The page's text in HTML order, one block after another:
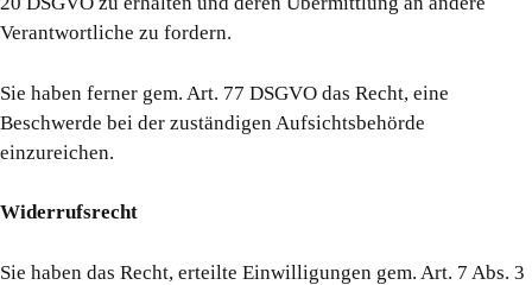
Verantwortliche zu fordern.
Sie haben ferner gem. Art. 77 DSGVO das Recht, eine
Beschwerde bei der zuständigen Aufsichtsbehörde
einzureichen.
Widerrufsrecht
Sie haben das Recht, erteilte Einwilligungen gem. Art. 7 Abs. 3